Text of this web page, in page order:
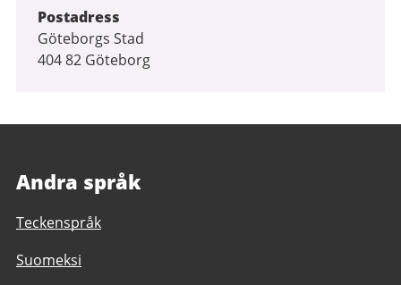
Postadress
Göteborgs Stad
404 82 Göteborg
Andra språk
Teckenspråk
Suomeksi